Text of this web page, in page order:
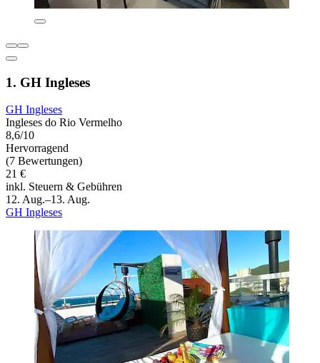
1. GH Ingleses
GH Ingleses
Ingleses do Rio Vermelho
8,6/10
Hervorragend
(7 Bewertungen)
21 €
inkl. Steuern & Gebühren
12. Aug.–13. Aug.
GH Ingleses